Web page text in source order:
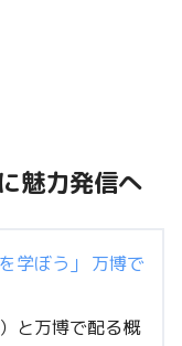
魅力発信へ
と万博で配る概